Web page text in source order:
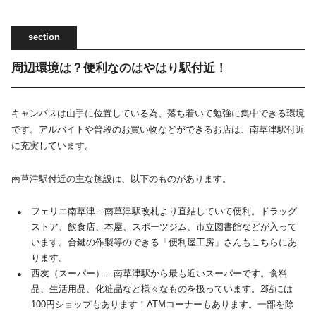
周辺環境は？便利なのはやはり駅付近！
キャンパスは山手に位置している為、落ち着いて勉強に集中できる環境
です。アルバイトや普段のお買い物などができるお店は、南草津駅付近
に充実しています。
南草津駅付近の主な施設は、以下のものがあります。
フェリエ南草津…南草津駅改札より直結していて便利。ドラッグ
ストア、飲食店、本屋、スポーツジム、市立図書館などが入って
います。合鍵の作製等のできる「便利屋工房」さんもこちらにあ
ります。
西友（スーパー）…南草津駅から最も近いスーパーです。食料
品、生活用品、化粧品など様々なものを扱っています。2階には
100円ショップもあります！ATMコーナーもあります。一部を除